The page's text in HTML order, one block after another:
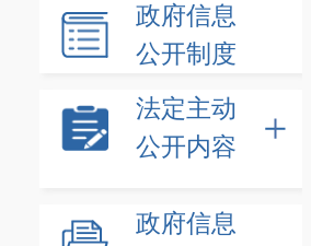
政府信息
公开制度
法定主动
公开内容
政府信息